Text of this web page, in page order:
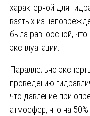
характерной для
взятых из
была равноосной, что
эксплуатации.
Параллельно
проведению
что давление при
атмосфер, что на